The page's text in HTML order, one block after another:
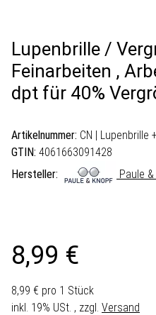
Lupenbrille /
Feinarbeiten ,
dpt für 40%
Artikelnummer: CN | Lupenbrille
GTIN: 4061663091428
Hersteller:
Paule
8,99 €
8,99 € pro 1 Stück
inkl. 19% USt. , zzgl. Versand